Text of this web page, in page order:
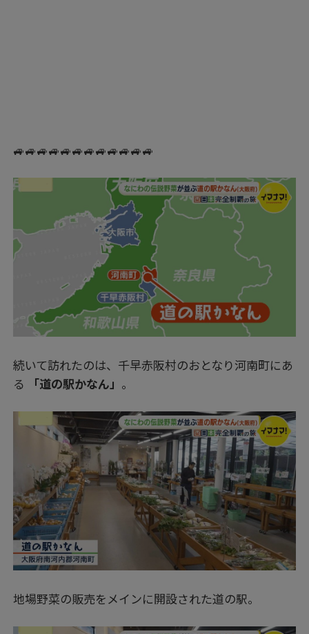
🚙🚙🚙🚙🚙🚙🚙🚙🚙🚙🚙🚙
続いて訪れたのは、千早赤阪村のおとなり河南町にあ
る
「道の駅かなん」 。
地場野菜の販売をメインに開設された道の駅。